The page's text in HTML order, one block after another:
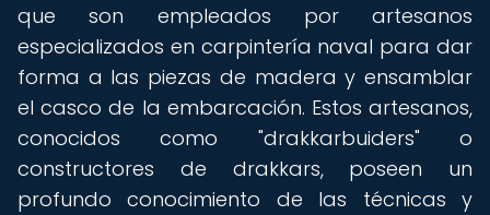
que son empleados por artesanos
especializados en carpintería naval para dar
forma a las piezas de madera y ensamblar
el casco de la embarcación. Estos artesanos,
conocidos como "drakkarbuiders" o
constructores de drakkars, poseen un
profundo conocimiento de las técnicas y